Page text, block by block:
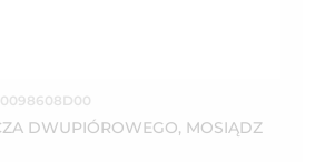
DWUPIÓROWEGO, MOSIĄDZ